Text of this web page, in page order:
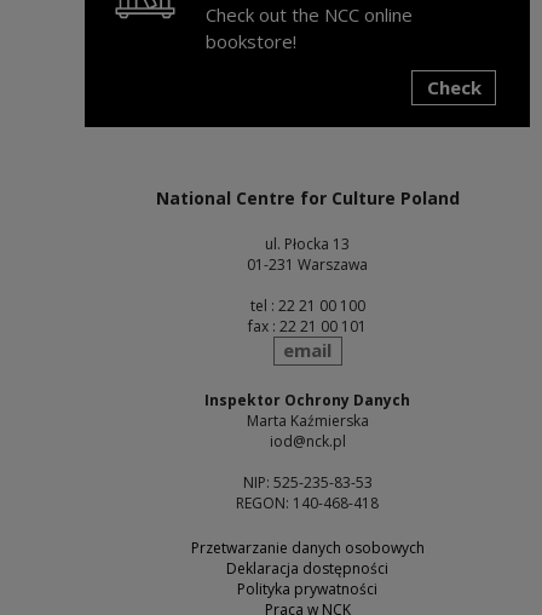
Check out the NCC online
bookstore!
Check
National Centre for Culture Poland
ul. Płocka 13
01-231 Warszawa
tel : 22 21 00 100
fax : 22 21 00 101
send
email
Inspektor Ochrony Danych
Marta Kaźmierska
iod@nck.pl
NIP: 525-235-83-53
REGON: 140-468-418
Przetwarzanie danych osobowych
Deklaracja dostępności
Polityka prywatności
Praca w NCK